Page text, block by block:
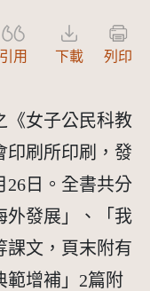
引用 下載 列印
《女子公民科教
印刷所印刷，發
26日。全書共分
外發展」、「我
課文，頁末附有
範增補」2篇附